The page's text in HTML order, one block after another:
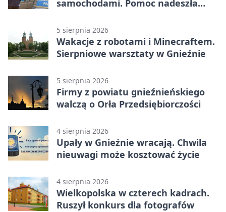
samochodami. Pomoc nadeszła
5 sierpnia 2026
Wakacje z robotami i Minecraftem.
Sierpniowe warsztaty w Gnieźnie
5 sierpnia 2026
Firmy z powiatu gnieźnieńskiego
walczą o Orła Przedsiębiorczości
4 sierpnia 2026
Upały w Gnieźnie wracają. Chwila
nieuwagi może kosztować życie
4 sierpnia 2026
Wielkopolska w czterech kadrach.
Ruszył konkurs dla fotografów